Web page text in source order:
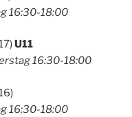
16:30-18:00
U11
16:30-18:00
16:30-18:00